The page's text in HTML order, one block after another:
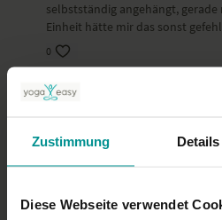
Zustimmung Details
Diese Webseite verwendet
selbstständig angehängt,
Einheit hätte mir das sonst
0
Jürgen S.
0
Eine sehr gute und lösende